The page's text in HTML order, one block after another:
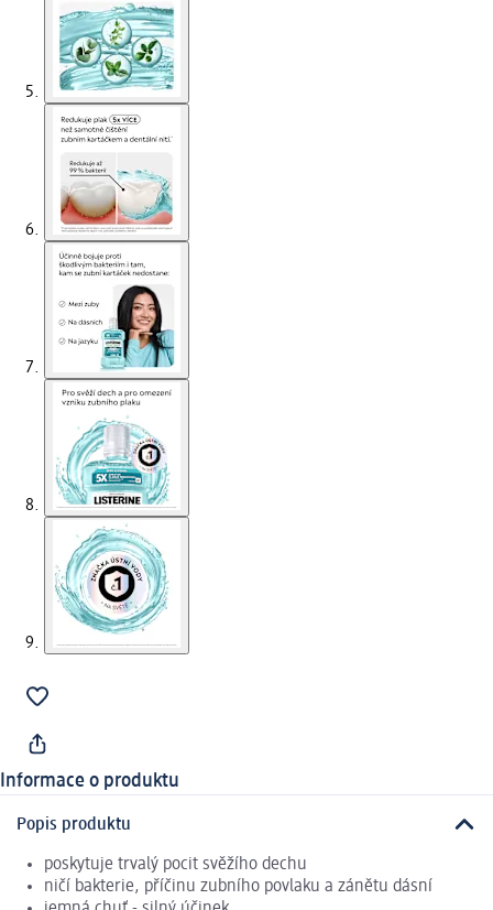
Informace o produktu
Popis produktu
poskytuje trvalý pocit svěžího dechu
ničí bakterie, příčinu zubního povlaku a zánětu dásní